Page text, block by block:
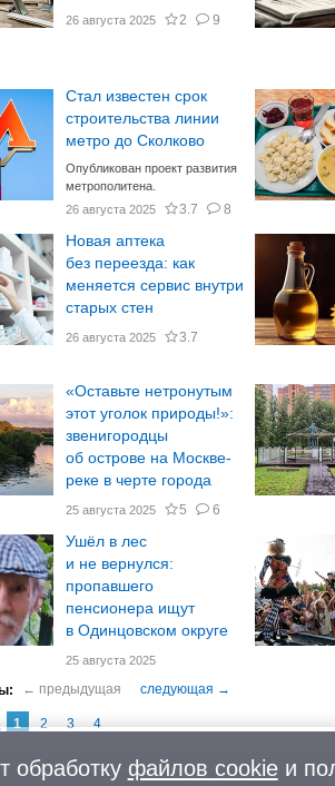
26 августа 2025 2 9
Стал известен срок
строительства линии
метро до Сколково
Опубликован проект развития
метрополитена.
26 августа 2025
3.7 8
Новая аптека
без переезда: как
меняется сервис внутри
старых стен
26 августа 2025 3.7
«Оставьте нетронутым
этот уголок природы!»:
звенигородцы
об острове на Москве-
реке в черте города
25 августа 2025 5 6
Ушёл в лес
и не вернулся:
пропавшего
пенсионера ищут
в Одинцовском округе
25 августа 2025
1 2 3 4
обработку файлов cookieи